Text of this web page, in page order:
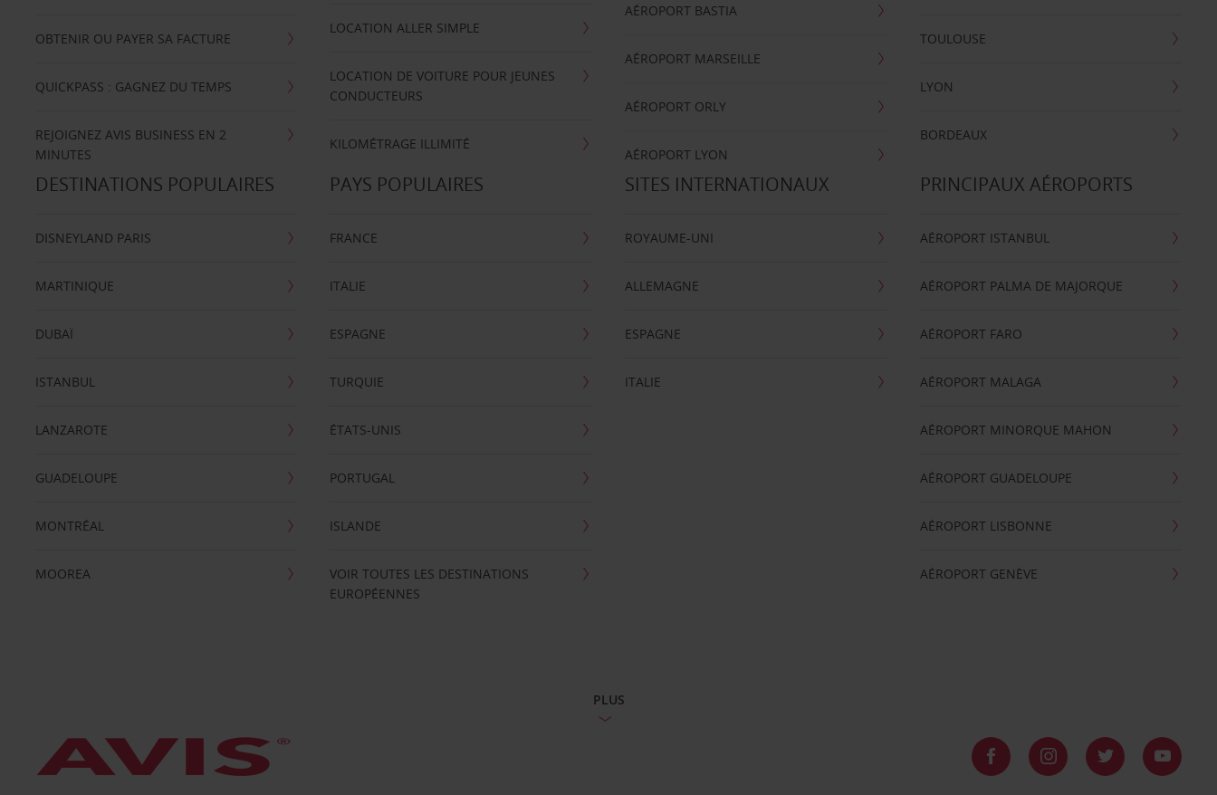
OBTENIR OU PAYER SA FACTURE
QUICKPASS : GAGNEZ DU TEMPS
REJOIGNEZ AVIS BUSINESS EN 2
MINUTES
LOCATION ALLER SIMPLE
LOCATION DE VOITURE POUR JEUNES
CONDUCTEURS
KILOMÉTRAGE ILLIMITÉ
AÉROPORT BASTIA
AÉROPORT MARSEILLE
AÉROPORT ORLY
AÉROPORT LYON
TOULOUSE
LYON
BORDEAUX
DESTINATIONS POPULAIRES
DISNEYLAND PARIS
MARTINIQUE
DUBAÏ
ISTANBUL
LANZAROTE
GUADELOUPE
MONTRÉAL
MOOREA
PAYS POPULAIRES
FRANCE
ITALIE
ESPAGNE
TURQUIE
ÉTATS-UNIS
PORTUGAL
ISLANDE
VOIR TOUTES LES DESTINATIONS
EUROPÉENNES
SITES INTERNATIONAUX
ROYAUME-UNI
ALLEMAGNE
ESPAGNE
ITALIE
PRINCIPAUX AÉROPORTS
AÉROPORT ISTANBUL
AÉROPORT PALMA DE MAJORQUE
AÉROPORT FARO
AÉROPORT MALAGA
AÉROPORT MINORQUE MAHON
AÉROPORT GUADELOUPE
AÉROPORT LISBONNE
AÉROPORT GENÈVE
PLUS